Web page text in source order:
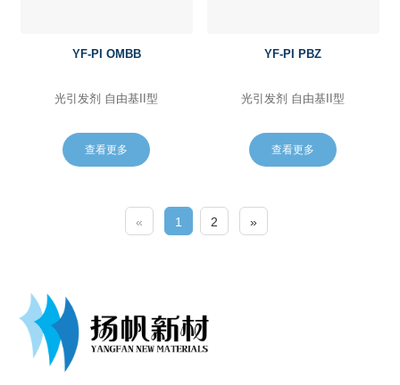
YF-PI OMBB
光引发剂 自由基II型
查看更多
YF-PI PBZ
光引发剂 自由基II型
查看更多
« 1 2 »